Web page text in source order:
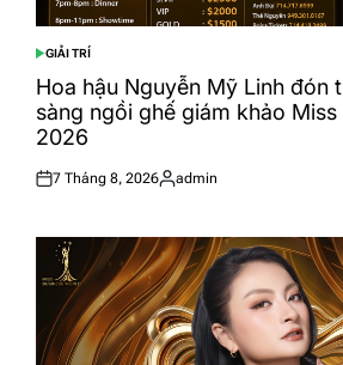
POSTED
IN
GIẢI TRÍ
Hoa hậu Nguyễn Mỹ Linh đón
sàng ngồi ghế giám khảo
2026
Posted
7 Tháng 8, 2026
Posted
admin